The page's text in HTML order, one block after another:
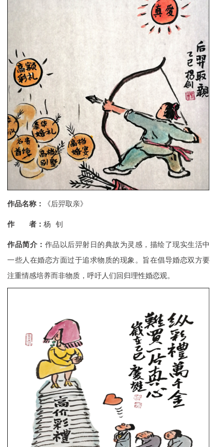
作品名称： 《后羿取亲》
作 者： 杨 钊
作品简介： 作品以后羿射日的典故为灵感，描绘了现实生活中
一些人在婚恋方面过于追求物质的现象。旨在倡导婚恋双方要
注重情感培养而非物质，呼吁人们回归理性婚恋观。